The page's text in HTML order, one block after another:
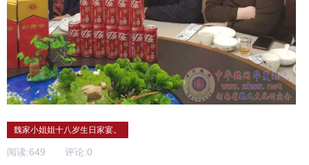
魏家小姐姐十八岁生日家宴。
阅读:649 评论:0